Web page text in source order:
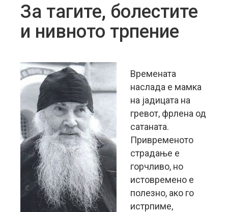
За тагите, болестите
и нивното трпение
Времената
наслада е мамка
на јадицата на
гревот, фрлена од
сатаната.
Привременото
страдање е
горчливо, но
истовремено е
полезно, ако го
истрпиме,